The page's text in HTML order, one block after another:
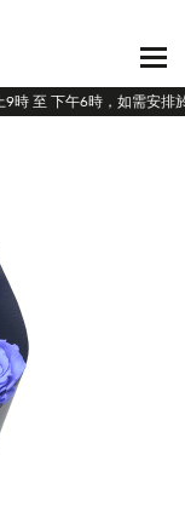
至 下午6時，如需安排